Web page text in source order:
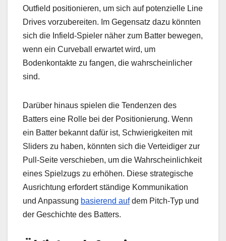
Outfield positionieren, um sich auf potenzielle Line
Drives vorzubereiten. Im Gegensatz dazu könnten
sich die Infield-Spieler näher zum Batter bewegen,
wenn ein Curveball erwartet wird, um
Bodenkontakte zu fangen, die wahrscheinlicher
sind.
Darüber hinaus spielen die Tendenzen des
Batters eine Rolle bei der Positionierung. Wenn
ein Batter bekannt dafür ist, Schwierigkeiten mit
Sliders zu haben, könnten sich die Verteidiger zur
Pull-Seite verschieben, um die Wahrscheinlichkeit
eines Spielzugs zu erhöhen. Diese strategische
Ausrichtung erfordert ständige Kommunikation
und Anpassung basierend aufdem Pitch-Typ und
der Geschichte des Batters.